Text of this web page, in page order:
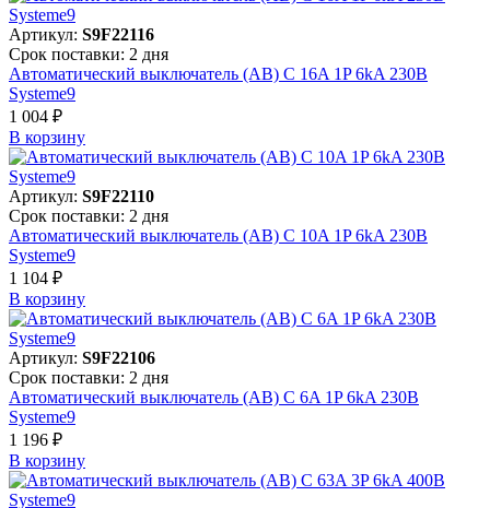
Артикул: S9F22116
Срок поставки: 2 дня
Автоматический выключатель (АВ) C 16A 1P 6kA 230В
Systeme9
1 004 ₽
В корзинy
Артикул: S9F22110
Срок поставки: 2 дня
Автоматический выключатель (АВ) C 10A 1P 6kA 230В
Systeme9
1 104 ₽
В корзинy
Артикул: S9F22106
Срок поставки: 2 дня
Автоматический выключатель (АВ) C 6A 1P 6kA 230В
Systeme9
1 196 ₽
В корзинy